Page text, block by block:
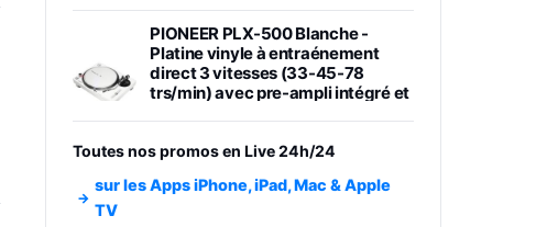
PIONEER PLX-500 Blanche -
Platine vinyle à entraénement
direct 3 vitesses (33-45-78
trs/min) avec pre-ampli intégré et
Smartphone SAMSUNG Galaxy
Toutes nos promos en Live 24h/24
sur les Apps iPhone, iPad, Mac & Apple
TV